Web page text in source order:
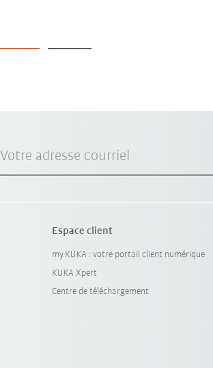
Votre adresse courriel
Espace client
my.KUKA : votre portail client numérique
KUKA Xpert
Centre de téléchargement